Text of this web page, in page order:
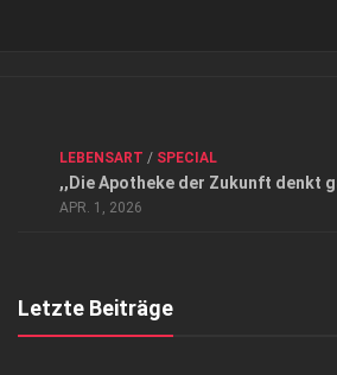
Datenschutzerklärung
Top Magazin Dresden / Ostsachsen
LEBENSART / SPECIAL
,,Die Apotheke der Zukunft denkt
APR. 1, 2026
Letzte Beiträge